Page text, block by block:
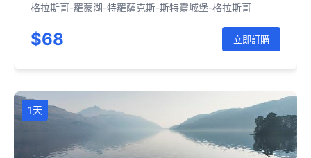
格拉斯哥-羅蒙湖-特羅薩克斯-斯特靈城堡-格拉斯哥
$68 立即訂購
1天